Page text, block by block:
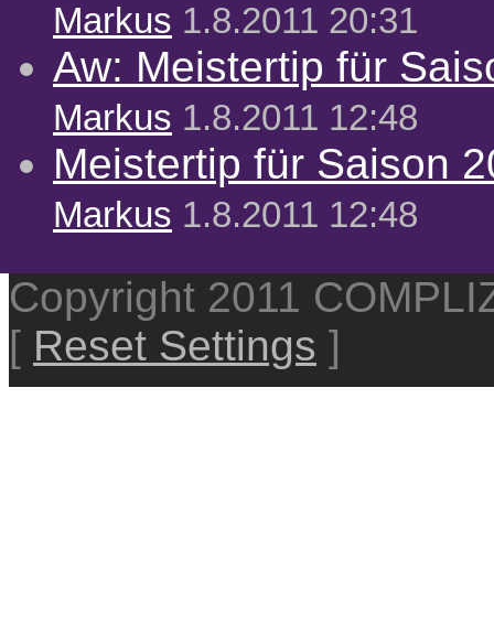
Markus 1.8.2011 20:31
Aw: Meistertip für
Markus 1.8.2011 12:48
Meistertip für Saison
Markus 1.8.2011 12:48
Copyright 2011
[ Reset Settings ]